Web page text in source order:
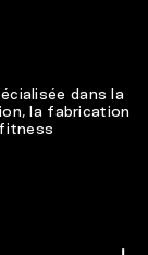
dans la
la fabrication